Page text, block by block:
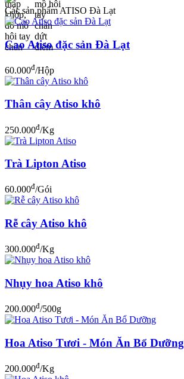
Các sản phẩm ATISO Đà Lạt
Cao Atiso đặc sản Đà Lạt
60.000đ/Hộp
Thân cây Atiso khô
250.000đ/Kg
Trà Lipton Atiso
60.000đ/Gói
Rễ cây Atiso khô
300.000đ/Kg
Nhụy hoa Atiso khô
200.000đ/500g
Hoa Atiso Tươi - Món Ăn Bổ Dưỡng
200.000đ/Kg